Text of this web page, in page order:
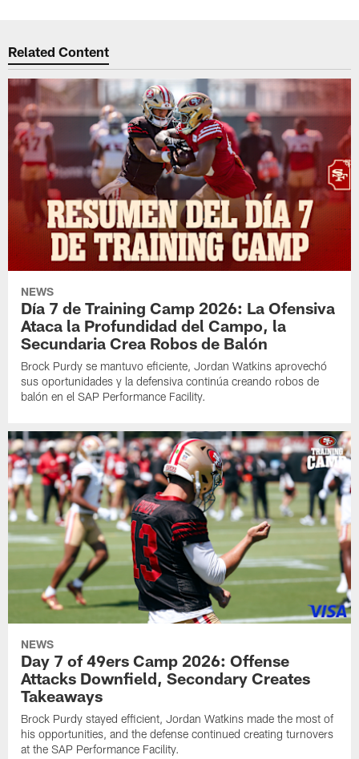
Related Content
NEWS
Día 7 de Training Camp 2026: La Ofensiva
Ataca la Profundidad del Campo, la
Secundaria Crea Robos de Balón
Brock Purdy se mantuvo eficiente, Jordan Watkins aprovechó
sus oportunidades y la defensiva continúa creando robos de
balón en el SAP Performance Facility.
NEWS
Day 7 of 49ers Camp 2026: Offense
Attacks Downfield, Secondary Creates
Takeaways
Brock Purdy stayed efficient, Jordan Watkins made the most of
his opportunities, and the defense continued creating turnovers
at the SAP Performance Facility.